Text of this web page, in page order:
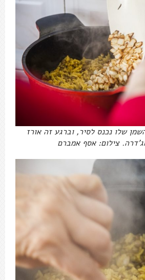
שלו נכנס לסיר, וברגע זה אורז
צילום: אסף אמברם